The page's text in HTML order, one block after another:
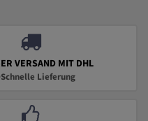
VERSAND MIT DHL
Lieferung